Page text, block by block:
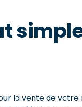
la vente de votre